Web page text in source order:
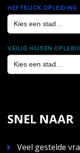
HEFTRUCK OPLEIDING
VEILIG HIJSEN
SNEL NAAR
Veel gestelde